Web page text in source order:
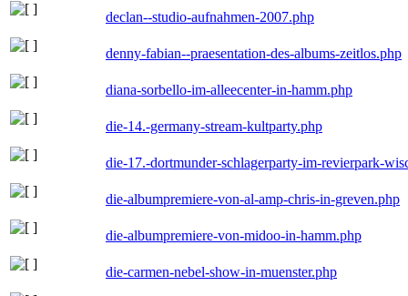
declan--studio-aufnahmen-2007.php
denny-fabian--praesentation-des-albums-zeitlos.php
diana-sorbello-im-alleecenter-in-hamm.php
die-14.-germany-stream-kultparty.php
die-17.-dortmunder-schlagerparty-im-revierpark-
die-albumpremiere-von-al-amp-chris-in-greven.php
die-albumpremiere-von-midoo-in-hamm.php
die-carmen-nebel-show-in-muenster.php